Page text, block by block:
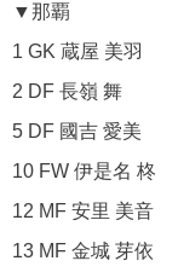
▼那覇
1 GK 蔵屋 美羽
2 DF 長嶺 舞
5 DF 國吉 愛美
10 FW 伊是名 柊
12 MF 安里 美音
13 MF 金城 芽依